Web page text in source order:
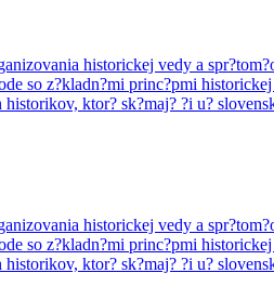
historickej vedy a
so z?kladn?mi princ?pmi
ktor? sk?maj? ?i u?
historickej vedy a
so z?kladn?mi princ?pmi
ktor? sk?maj? ?i u?